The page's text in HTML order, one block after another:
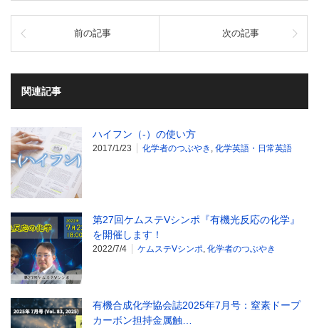
前の記事 次の記事
関連記事
ハイフン（-）の使い方
2017/1/23 化学者のつぶやき , 化学英語・日常英語
第27回ケムステVシンポ『有機光反応の化学』
を開催します！
2022/7/4 ケムステVシンポ, 化学者のつぶやき
有機合成化学協会誌2025年7月号：窒素ドープ
カーボン担持金属触…